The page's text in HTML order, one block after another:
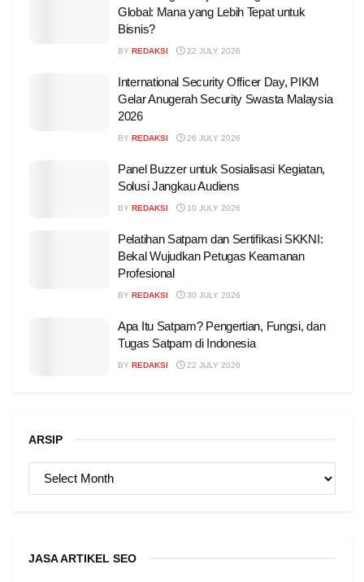
Global: Mana yang Lebih Tepat untuk
Bisnis?
BY REDAKSI 22 JULY 2026
International Security Officer Day, PIKM
Gelar Anugerah Security Swasta Malaysia
2026
BY REDAKSI 26 JULY 2026
Panel Buzzer untuk Sosialisasi Kegiatan,
Solusi Jangkau Audiens
BY REDAKSI 10 JULY 2026
Pelatihan Satpam dan Sertifikasi SKKNI:
Bekal Wujudkan Petugas Keamanan
Profesional
BY REDAKSI 30 JULY 2026
Apa Itu Satpam? Pengertian, Fungsi, dan
Tugas Satpam di Indonesia
BY REDAKSI 22 JULY 2026
ARSIP
ARSIP
JASA ARTIKEL SEO